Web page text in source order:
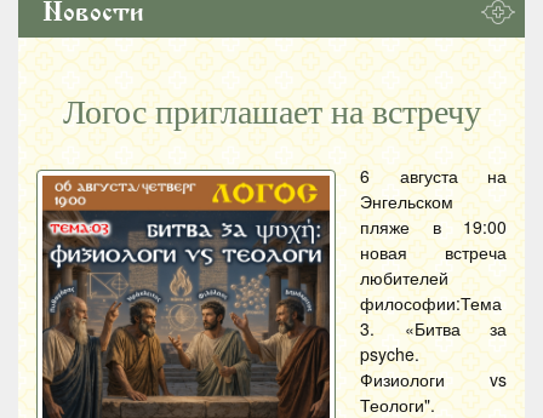
Новости
Логос приглашает на встречу
6 августа на
Энгельском
пляже в 19:00
новая встреча
любителей
философии:Тема
3. «Битва за
psyche.
Физиологи vs
Теологи".